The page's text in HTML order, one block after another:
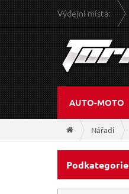
Výdejní místa:
AUTO-MOTO
Nářadí
Podkategorie